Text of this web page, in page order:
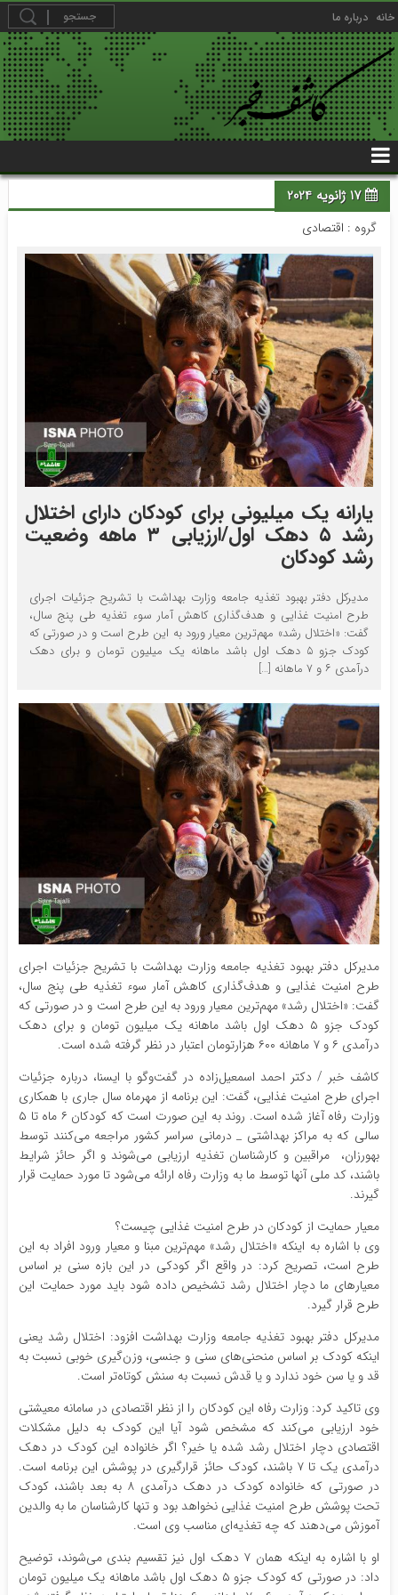
خانه درباره ما
17 ژانویه 2024
گروه : اقتصادی
یارانه یک میلیونی برای کودکان دارای اختلال
رشد ۵ دهک اول/ارزیابی ۳ ماهه وضعیت
رشد کودکان
مدیرکل دفتر بهبود تغذیه جامعه وزارت بهداشت با تشریح جزئیات اجرای
طرح امنیت غذایی و هدف‌گذاری کاهش آمار سوء تغذیه طی پنج سال،
گفت: «اختلال رشد» مهم‌ترین معیار ورود به این طرح است و در صورتی که
کودک جزو ۵ دهک اول باشد ماهانه یک میلیون تومان و برای دهک
درآمدی ۶ و ۷ ماهانه […]
مدیرکل دفتر بهبود تغذیه جامعه وزارت بهداشت با تشریح جزئیات اجرای
طرح امنیت غذایی و هدف‌گذاری کاهش آمار سوء تغذیه طی پنج سال،
گفت: «اختلال رشد» مهم‌ترین معیار ورود به این طرح است و در صورتی که
کودک جزو ۵ دهک اول باشد ماهانه یک میلیون تومان و برای دهک
درآمدی ۶ و ۷ ماهانه ۶۰۰ هزارتومان اعتبار در نظر گرفته شده است.
کاشف خبر / دکتر احمد اسمعیل‌زاده در گفت‌وگو با ایسنا، درباره جزئیات
اجرای طرح امنیت غذایی، گفت: این برنامه از مهرماه سال جاری با همکاری
وزارت رفاه آغاز شده است. روند به این صورت است که کودکان ۶ ماه تا ۵
سالی که به مراکز بهداشتی _ درمانی سراسر کشور مراجعه می‌کنند توسط
بهورزان، ‌ مراقبین و کارشناسان تغذیه ارزیابی می‌شوند و اگر حائز شرایط
باشند، کد ملی آنها توسط ما به وزارت رفاه ارائه می‌شود تا مورد حمایت قرار
گیرند.
معیار حمایت از کودکان در طرح امنیت غذایی چیست؟
وی با اشاره به اینکه «اختلال رشد» مهم‌ترین مبنا و معیار ورود افراد به این
طرح است، تصریح کرد: در واقع اگر کودکی در این بازه سنی بر اساس
معیارهای ما دچار اختلال رشد تشخیص داده شود باید مورد حمایت این
طرح قرار گیرد.
مدیرکل دفتر بهبود تغذیه جامعه وزارت بهداشت افزود: اختلال رشد یعنی
اینکه کودک بر اساس منحنی‌های سنی و جنسی، وزن‌گیری خوبی نسبت به
قد و یا سن خود ندارد و یا قدش نسبت به سنش کوتاه‌تر است.
وی تاکید کرد: وزارت رفاه این کودکان را از نظر اقتصادی در سامانه معیشتی
خود ارزیابی می‌کند که مشخص شود آیا این کودک به دلیل مشکلات
اقتصادی دچار اختلال رشد شده یا خیر؟ اگر خانواده این کودک در دهک
درآمدی یک تا ۷ باشند، کودک حائز قرارگیری در پوشش این برنامه است.
در صورتی که خانواده کودک در دهک درآمدی ۸ به بعد باشند، کودک
تحت پوشش طرح امنیت غذایی نخواهد بود و تنها کارشناسان ما به والدین
آموزش می‌دهند که چه تغذیه‌ای مناسب وی است.
او با اشاره به اینکه همان ۷ دهک اول نیز تقسیم بندی می‌شوند، توضیح
داد: در صورتی که کودک جزو ۵ دهک اول باشد ماهانه یک میلیون تومان